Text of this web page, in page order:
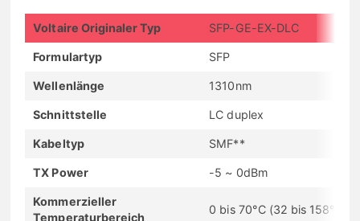
Voltaire Originaler Typ SFP-GE-EX-DLC
Formulartyp SFP
Wellenlänge 1310nm
Schnittstelle LC duplex
Kabeltyp SMF**
TX Power -5 ~ 0dBm
Kommerzieller
Temperaturbereich
0 bis 70°C (32 bis 158°F)